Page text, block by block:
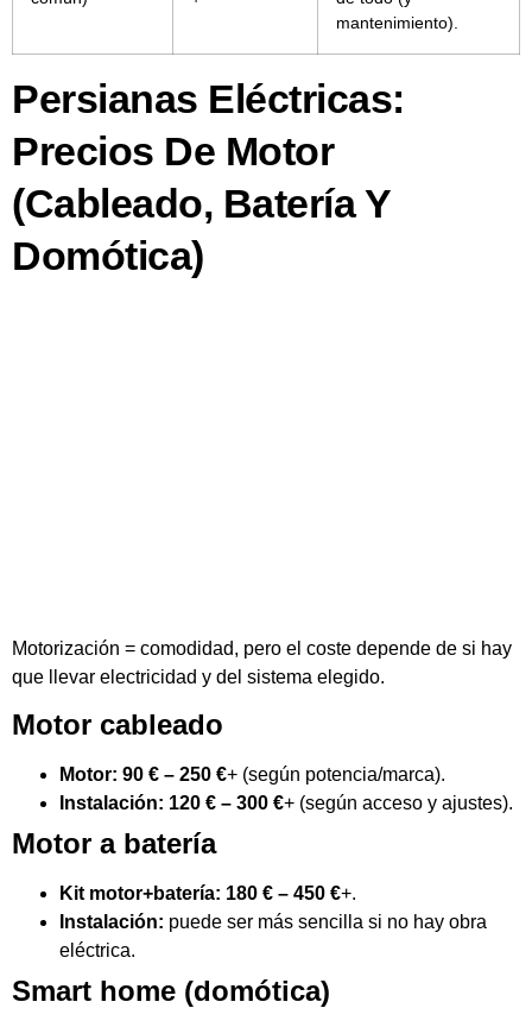
mantenimiento).
Persianas Eléctricas:
Precios De Motor
(cableado, Batería Y
Domótica)
Motorización = comodidad, pero el coste depende de si hay
que llevar electricidad y del sistema elegido.
Motor cableado
Motor: 90 € – 250 €+ (según potencia/marca).
Instalación: 120 € – 300 €+ (según acceso y ajustes).
Motor a batería
Kit motor+batería: 180 € – 450 €+.
Instalación: puede ser más sencilla si no hay obra
eléctrica.
Smart home (domótica)